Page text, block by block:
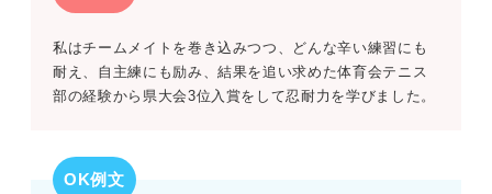
私はチームメイトを巻き込みつつ、どんな辛い練習にも
耐え、自主練にも励み、結果を追い求めた体育会テニス
部の経験から県大会3位入賞をして忍耐力を学びました。
OK例文